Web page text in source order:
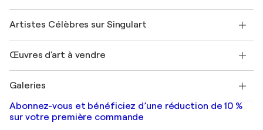
Rejoignez notre programme commercial
Mon compte
+33 1 76 44 06 42
Magazine Singulart
Emplois
Découvrez une sélection d'art original
Se connecter en tant qu'Artiste
Artistes Célèbres sur Singulart
Marc Chagall
Banksy
Mr. Brainwash
Shepard Fairey
Œuvres d'art à vendre
Tableaux abstraits à vendre
Peintures de paysage
Estampes
Galeries
Galeries d'art en France
Galeries d'art en Belgique
Abonnez-vous et bénéficiez d’une réduction de 10 %
sur votre première commande